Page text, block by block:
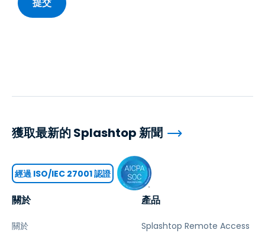
關於
關於
產品
Splashtop Remote Access
獲取最新的 Splashtop 新聞
經過 ISO/IEC 27001 認證